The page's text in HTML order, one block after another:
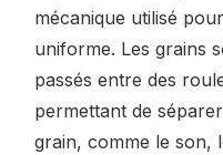
mécanique utilisé
uniforme. Les grains
passés entre des
permettant de
grain, comme le son,